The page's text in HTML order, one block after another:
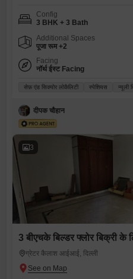
Config
3 BHK + 3 Bath
Additional Spaces
पूजा रूम +2
Facing
नॉर्थ ईस्ट Facing
सेफ़ एंड सिक्योर लोकैलिटी स्पेशियस न्यूली
दीपक चौहान
3
3 बीएचके बिल्डर फ्लोर बिक्री
ग्रेटर कैलाश आईआई, दिल्ली